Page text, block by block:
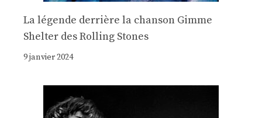
La légende derrière la chanson Gimme
Shelter des Rolling Stones
9 janvier 2024